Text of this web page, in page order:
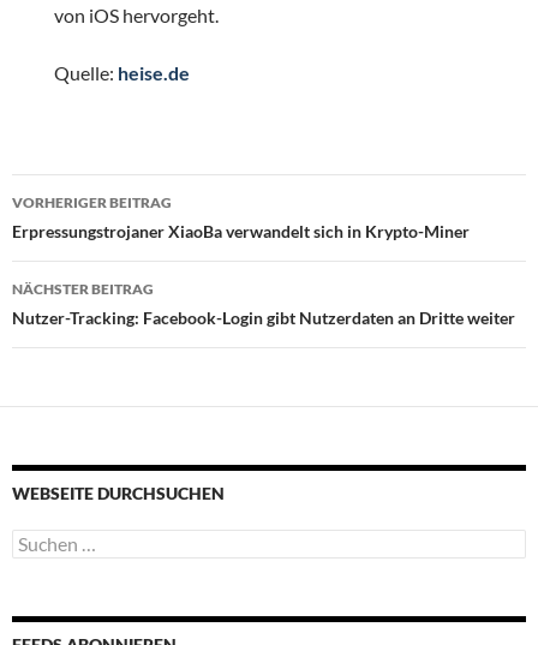
von iOS hervorgeht.
Quelle: heise.de
Beitragsnavigation
VORHERIGER BEITRAG
Erpressungstrojaner XiaoBa verwandelt sich in Krypto-Miner
NÄCHSTER BEITRAG
Nutzer-Tracking: Facebook-Login gibt Nutzerdaten an Dritte weiter
WEBSEITE DURCHSUCHEN
Suchen
nach: